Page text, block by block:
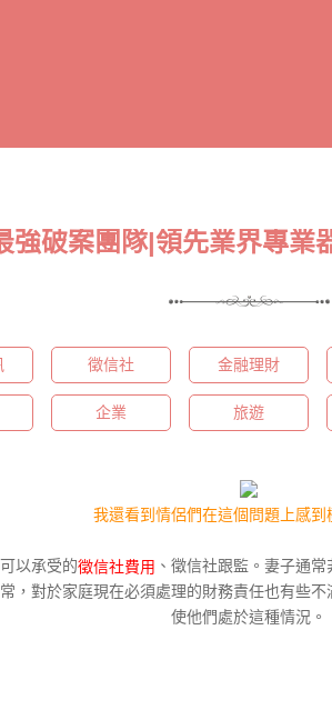
強破案團隊|領先業界專業
徵信社 金融理財
企業 旅遊
我還看到情侶們在這個問題上感到
以承受的徵信社費用 、徵信社跟監。妻子通
，對於家庭現在必須處理的財務責任也有些
使他們處於這種情況。